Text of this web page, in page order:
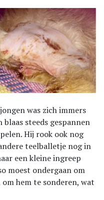
was zich immers
steeds gespannen
Hij rook ook nog
teelballetje nog in
een kleine ingreep
moest ondergaan om
hem te sonderen, wat